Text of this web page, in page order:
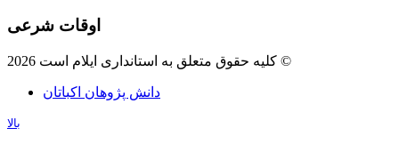
اوقات شرعی
کلیه حقوق متعلق به استانداری ایلام است 2026 ©
دانش پژوهان اکباتان
بالا